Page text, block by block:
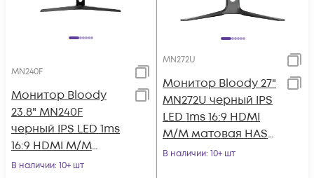
MN240F
Монитор Bloody
23.8" MN240F
черный IPS LED 1ms
16:9 HDMI M/M
матовая 280cd
В наличии: 10+ шт
MN272U
Монитор Bloody 27"
MN272U черный IPS
LED 1ms 16:9 HDMI
M/M матовая HAS
400cd 178гр/178гр
В наличии: 10+ шт